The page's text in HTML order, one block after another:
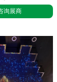
询展商